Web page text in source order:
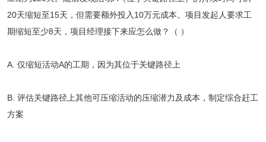
20天缩短至15天，但需要额外投入10万元成本。项目发起人要求工
期缩短至少8天，项目经理接下来应怎么做？（ ）
A. 仅缩短活动A的工期，因为其位于关键路径上
B. 评估关键路径上其他可压缩活动的压缩潜力及成本，制定综合赶工
方案